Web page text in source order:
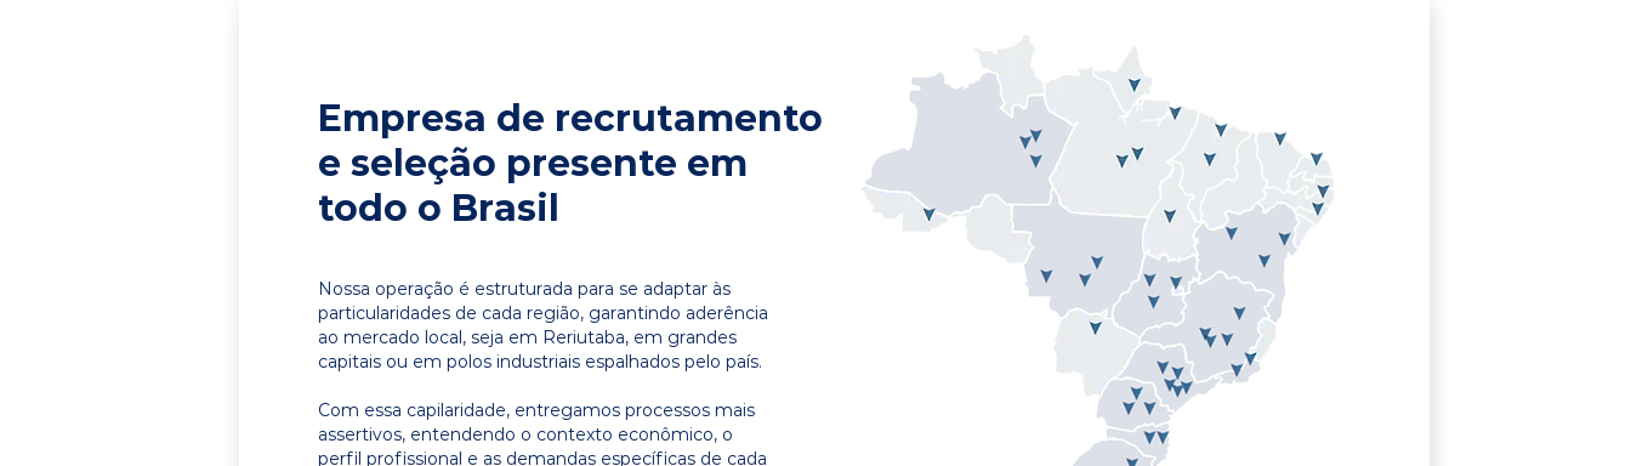
Empresa de recrutamento
e seleção presente em
todo o Brasil
Nossa operação é estruturada para se adaptar às
particularidades de cada região, garantindo aderência
ao mercado local, seja em Reriutaba, em grandes
capitais ou em polos industriais espalhados pelo país.
Com essa capilaridade, entregamos processos mais
assertivos, entendendo o contexto econômico, o
perfil profissional e as demandas específicas de cada